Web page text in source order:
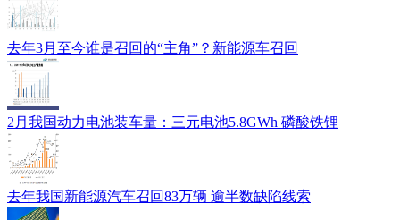
去年3月至今谁是召回的“主角”？新能源车召回
2月我国动力电池装车量：三元电池5.8GWh 磷酸铁锂
去年我国新能源汽车召回83万辆 逾半数缺陷线索